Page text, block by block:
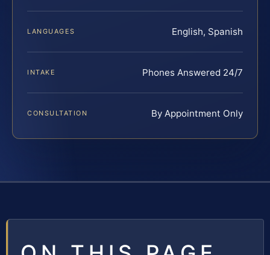
LANGUAGES English, Spanish
INTAKE Phones Answered 24/7
CONSULTATION By Appointment Only